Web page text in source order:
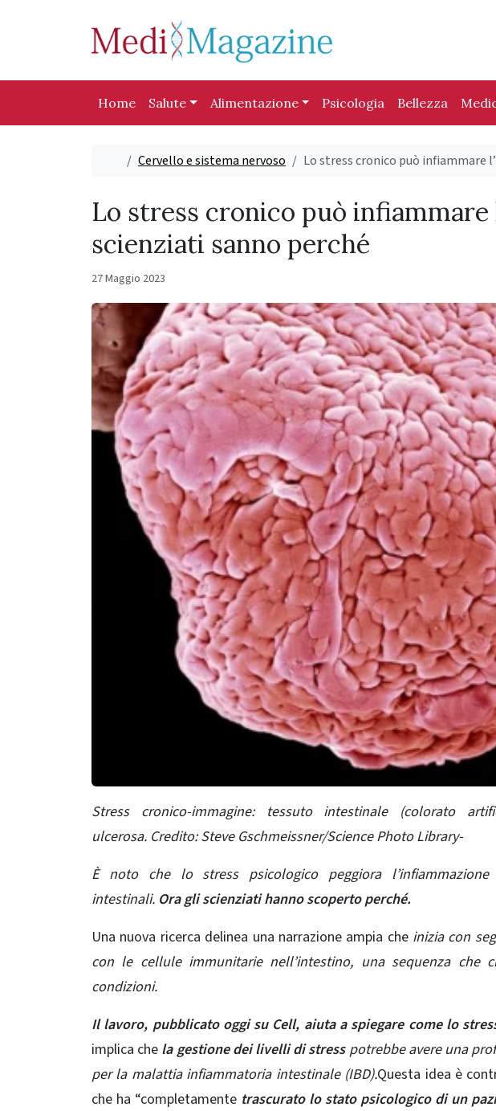
Home Salute Alimentazione Psicologia Bellezza
Home
Cervello e sistema nervoso Lo stress cronico può infiammare
Lo stress cronico può
scienziati sanno perché
27 Maggio 2023
Stress cronico-immagine: tessuto intestinale (colorato
ulcerosa. Credito: Steve Gschmeissner/Science Photo Library-
È noto che lo stress psicologico peggiora
intestinali. Ora gli scienziati hanno scoperto perché.
Una nuova ricerca delinea una narrazione ampia che inizia con
con le cellule immunitarie nell’intestino, una sequenza che
condizioni.
Il lavoro, pubblicato oggi su Cell, aiuta a spiegare come lo
implica che la gestione dei livelli di stresspotrebbe avere una
per la malattia infiammatoria intestinale(IBD).Questa idea è
che ha “completamente trascurato lo stato psicologico di un